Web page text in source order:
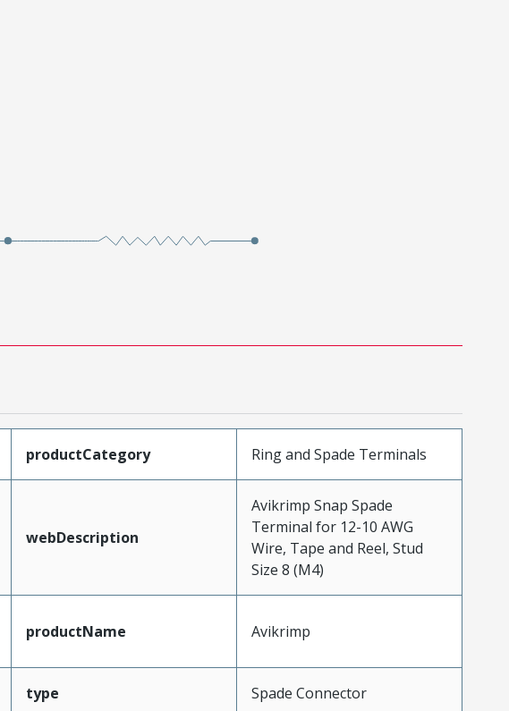
productCategory Ring and Spade Terminals
webDescription
Avikrimp Snap Spade
Terminal for 12-10 AWG
Wire, Tape and Reel, Stud
Size 8 (M4)
productName Avikrimp
type Spade Connector